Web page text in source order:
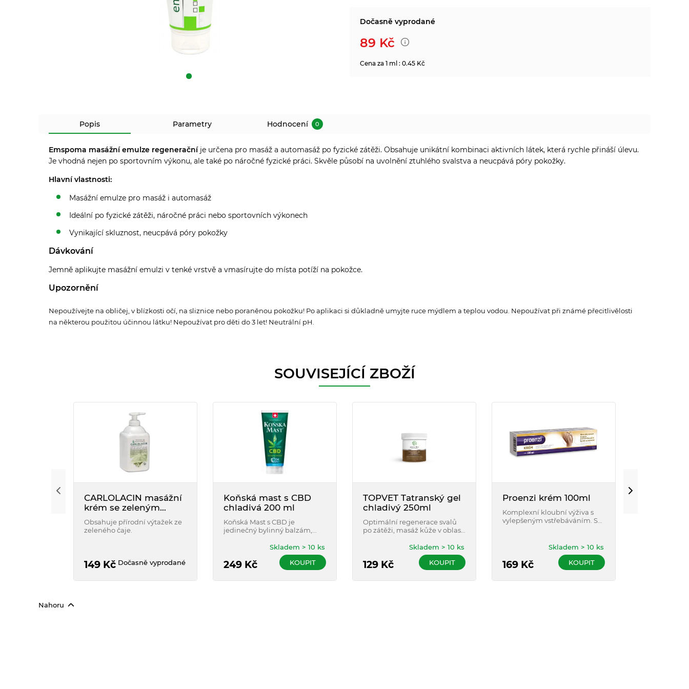
Dočasně vyprodané
89 Kč
Cena za 1 ml : 0.45 Kč
Popis Parametry Hodnocení 0
Emspoma masážní emulze regenerační je určena pro masáž a automasáž po fyzické zátěži. Obsahuje unikátní kombinaci aktivních látek, která rychle přináší úlevu.
Je vhodná nejen po sportovním výkonu, ale také po náročné fyzické práci. Skvěle působí na uvolnění ztuhlého svalstva a neucpává póry pokožky.
Hlavní vlastnosti:
Masážní emulze pro masáž i automasáž
Ideální po fyzické zátěži, náročné práci nebo sportovních výkonech
Vynikající skluznost, neucpává póry pokožky
Dávkování
Jemně aplikujte masážní emulzi v tenké vrstvě a vmasírujte do místa potíží na pokožce.
Upozornění
Nepoužívejte na obličej, v blízkosti očí, na sliznice nebo poraněnou pokožku! Po aplikaci si důkladně umyjte ruce mýdlem a teplou vodou. Nepoužívat při známé přecitlivělosti
na některou použitou účinnou látku! Nepoužívat pro děti do 3 let! Neutrální pH.
SOUVISEJÍCÍ ZBOŽÍ
CARLOLACIN masážní
krém se zeleným
čajem 500 ml
Obsahuje přírodní výtažek ze
zeleného čaje.
149Kč Dočasně vyprodané
Koňská mast s CBD
chladivá 200 ml
Koňská Mast s CBD je
jedinečný bylinný balzám,
z 25 bylin a rostlin, ale i
cannabidiol CBD.
249Kč
Skladem > 10 ks
KOUPIT
TOPVET Tatranský gel
chladivý 250ml
Optimální regenerace svalů
po zátěži, masáž kůže v oblasti
129Kč
Skladem > 10 ks
KOUPIT
Proenzi krém 100ml
Komplexní kloubní výživa s
vylepšeným vstřebáváním. S
funkci chrupavky.
169Kč
Skladem > 10 ks
KOUPIT
Nahoru